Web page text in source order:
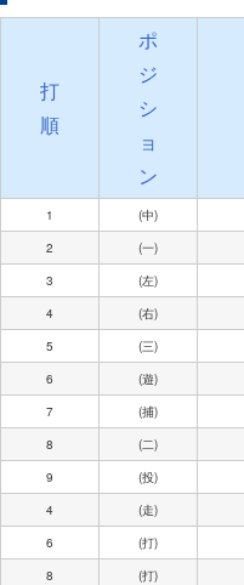
打
順
ポ
ジ
シ
ョ
ン
1 (中)
2
(一)
3
(左)
4
(右)
5
(三)
6
(遊)
7
(捕)
8
(二)
9
(投)
4
(走)
6
(打)
8
(打)